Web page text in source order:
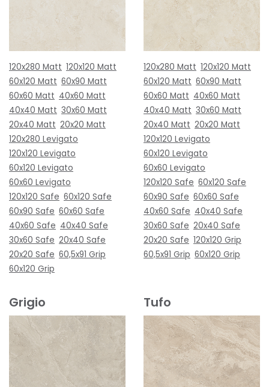
120x280 Matt 120x120 Matt
60x120 Matt 60x90 Matt
60x60 Matt 40x60 Matt
40x40 Matt 30x60 Matt
20x40 Matt 20x20 Matt
120x280 Levigato
120x120 Levigato
60x120 Levigato
60x60 Levigato
120x120 Safe 60x120 Safe
60x90 Safe 60x60 Safe
40x60 Safe 40x40 Safe
30x60 Safe 20x40 Safe
20x20 Safe 60,5x91 Grip
60x120 Grip
120x280 Matt 120x120 Matt
60x120 Matt 60x90 Matt
60x60 Matt 40x60 Matt
40x40 Matt 30x60 Matt
20x40 Matt 20x20 Matt
120x120 Levigato
60x120 Levigato
60x60 Levigato
120x120 Safe 60x120 Safe
60x90 Safe 60x60 Safe
40x60 Safe 40x40 Safe
30x60 Safe 20x40 Safe
20x20 Safe 120x120 Grip
60,5x91 Grip 60x120 Grip
Grigio Tufo